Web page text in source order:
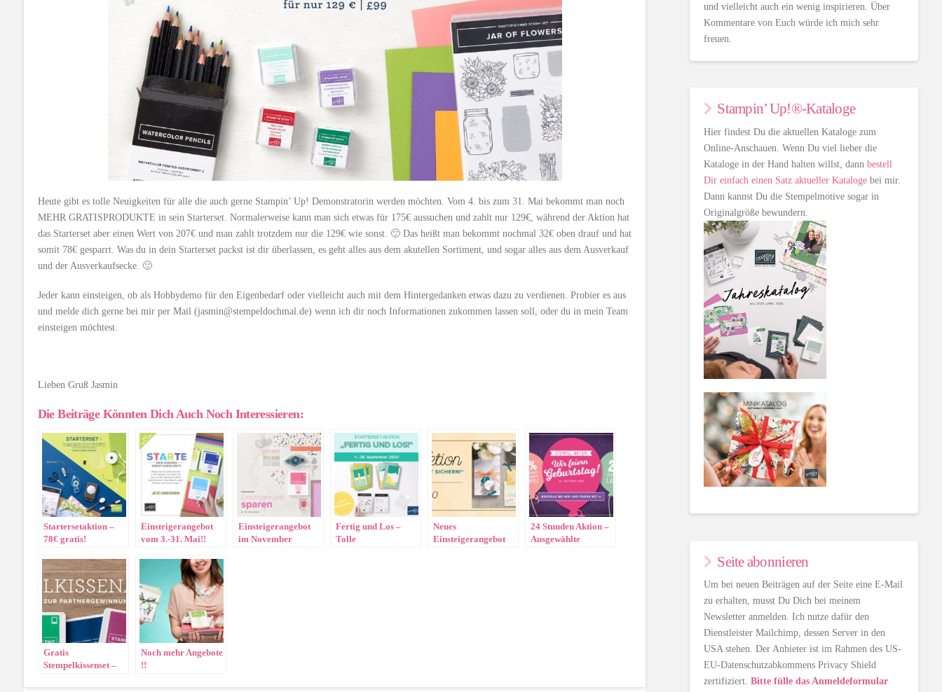
Heute gibt es tolle Neuigkeiten für alle die auch gerne Stampin’ Up! Demonstratorin werden möchten. Vom 4. bis zum 31. Mai bekommt man noch
MEHR GRATISPRODUKTE in sein Starterset. Normalerweise kann man sich etwas für 175€ aussuchen und zahlt nur 129€, während der Aktion hat
das Starterset aber einen Wert von 207€ und man zahlt trotzdem nur die 129€ wie sonst. 🙂 Das heißt man bekommt nochmal 32€ oben drauf und hat
somit 78€ gesparrt. Was du in dein Starterset packst ist dir überlassen, es geht alles aus dem akutellen Sortiment, und sogar alles aus dem Ausverkauf
und der Ausverkaufsecke. 🙂
Jeder kann einsteigen, ob als Hobbydemo für den Eigenbedarf oder vielleicht auch mit dem Hintergedanken etwas dazu zu verdienen. Probier es aus
und melde dich gerne bei mir per Mail (jasmin@stempeldochmal.de) wenn ich dir noch Informationen zukommen lassen soll, oder du in mein Team
einsteigen möchtest.
Lieben Gruß Jasmin
Die Beiträge Könnten Dich Auch Noch Interessieren:
Startersetaktion –
78€ gratis!
Einsteigerangebot
vom 3.-31. Mai!!
Einsteigerangebot
im November
Fertig und Los –
Tolle
Neues
Einsteigerangebot
24 Stunden Aktion –
Ausgewählte
Gratis
Stempelkissenset –
Noch mehr Angebote
!!
und vielleicht auch ein wenig inspirieren. Über
Kommentare von Euch würde ich mich sehr
freuen.
Stampin’ Up!®-Kataloge
Hier findest Du die aktuellen Kataloge zum
Online-Anschauen. Wenn Du viel lieber die
Kataloge in der Hand halten willst, dannbestell
Dir einfach einen Satz aktueller Kataloge bei mir.
Dann kannst Du die Stempelmotive sogar in
Originalgröße bewundern.
Seite abonnieren
Um bei neuen Beiträgen auf der Seite eine E-Mail
zu erhalten, musst Du Dich bei meinem
Newsletter anmelden. Ich nutze dafür den
Dienstleister Mailchimp, dessen Server in den
USA stehen. Der Anbieter ist im Rahmen des US-
EU-Datenschutzabkommens Privacy Shield
zertifiziert.Bitte fülle das Anmeldeformular